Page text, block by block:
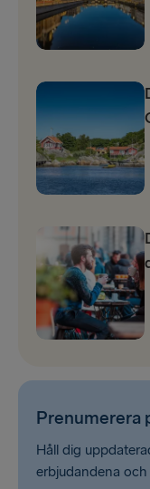
Prenumerera
Håll dig
erbjudandena och